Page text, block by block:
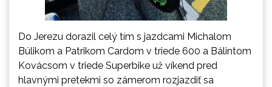
Do Jerezu dorazil celý tím s jazdcami Michalom
Búlikom a Patrikom Cardom v triede 600 a Bálintom
Kovácsom v triede Superbike už víkend pred
hlavnými pretekmi so zámerom rozjazdiť sa